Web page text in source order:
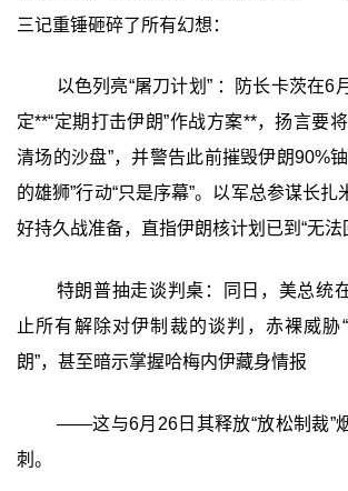
三记重锤砸碎了所有幻想：
以色列亮“屠刀计划” ：防长卡茨在6
定**“定期打击伊朗”作战方案**，扬言要
清场的沙盘”，并警告此前摧毁伊朗90%
的雄狮”行动“只是序幕”。以军总参谋长
好持久战准备，直指伊朗核计划已到“无法
特朗普抽走谈判桌：同日，美总统
止所有解除对伊制裁的谈判，赤裸威胁
朗”，甚至暗示掌握哈梅内伊藏身情报
——这与6月26日其释放“放松制裁”
刺。